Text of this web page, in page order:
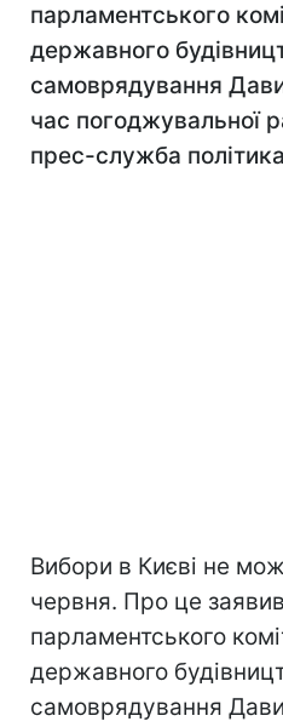
парламентського
державного
самоврядування
час погоджувальної
прес-служба
Вибори в Києві не
червня. Про це
парламентського
державного
самоврядування